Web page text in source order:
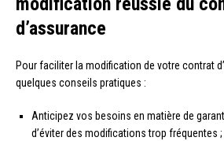
d’assurance
Pour faciliter la modification de votre contrat
quelques conseils pratiques :
Anticipez vos besoins en matière de
d’éviter des modifications trop fréquentes ;